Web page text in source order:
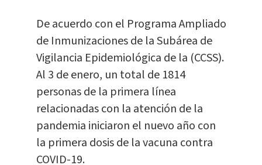
De acuerdo con el Programa Ampliado
de Inmunizaciones de la Subárea de
Vigilancia Epidemiológica de la (CCSS).
Al 3 de enero, un total de 1814
personas de la primera línea
relacionadas con la atención de la
pandemia iniciaron el nuevo año con
la primera dosis de la vacuna contra
COVID-19.